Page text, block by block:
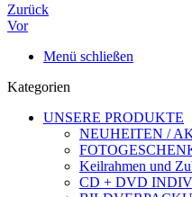
Zurück
Vor
Menü schließen
Kategorien
UNSERE PRODUKTE
NEUHEITEN /
Keilrahmen und
CD + DVD